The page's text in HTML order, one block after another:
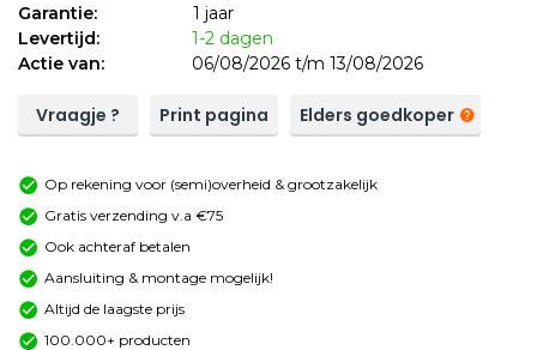
Garantie:
1 jaar
Levertijd:
1-2 dagen
Actie van:
06/08/2026 t/m 13/08/2026
Vraagje ? Print pagina Elders goedkoper
Op rekening voor (semi)overheid & grootzakelijk
Gratis verzending v.a €75
Ook achteraf betalen
Aansluiting & montage mogelijk!
Altijd de laagste prijs
100.000+ producten